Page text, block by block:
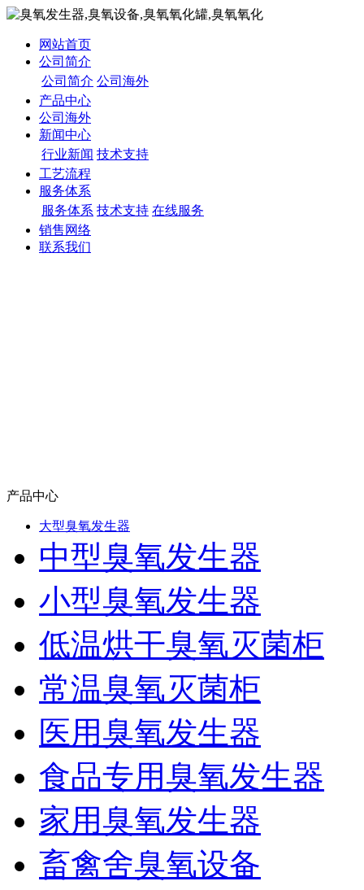
网站首页
公司简介
公司简介 公司海外
产品中心
公司海外
新闻中心
行业新闻 技术支持
工艺流程
服务体系
服务体系 技术支持 在线服务
销售网络
联系我们
产品中心
大型臭氧发生器
中型臭氧发生器
小型臭氧发生器
低温烘干臭氧灭菌柜
常温臭氧灭菌柜
医用臭氧发生器
食品专用臭氧发生器
家用臭氧发生器
畜禽舍臭氧设备